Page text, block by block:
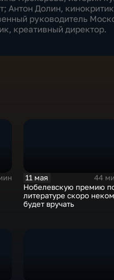
Антон Долин,
руководитель
креативный директор.
11 мая
44
Нобелевскую премию
литературе скоро
будет вручать